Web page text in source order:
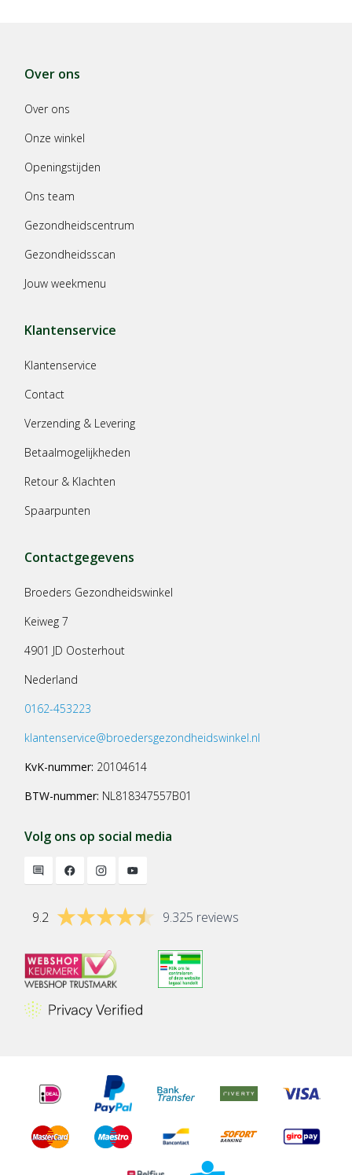
Over ons
Over ons
Onze winkel
Openingstijden
Ons team
Gezondheidscentrum
Gezondheidsscan
Jouw weekmenu
Klantenservice
Klantenservice
Contact
Verzending & Levering
Betaalmogelijkheden
Retour & Klachten
Spaarpunten
Contactgegevens
Broeders Gezondheidswinkel
Keiweg 7
4901 JD Oosterhout
Nederland
0162-453223
klantenservice@broedersgezondheidswinkel.nl
KvK-nummer: 20104614
BTW-nummer: NL818347557B01
Volg ons op social media
9.2 9.325 reviews